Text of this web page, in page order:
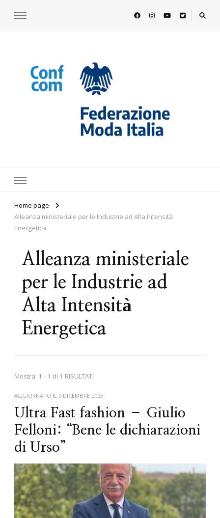
Home page
Alleanza ministeriale per le Industrie ad Alta Intensità
Energetica
Alleanza ministeriale
per le Industrie ad
Alta Intensità
Energetica
Mostra: 1 - 1 di 1 RISULTATI
AGGIORNATO IL 9 DICEMBRE 2025
Ultra Fast fashion – Giulio
Felloni: “Bene le dichiarazioni
di Urso”